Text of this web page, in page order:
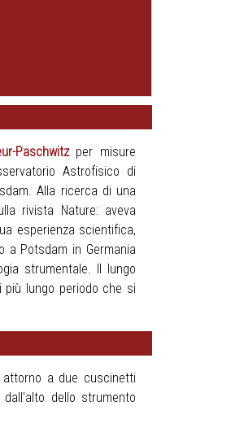
Paschwitzper misure
Astrofisico di
Alla ricerca di una
rivista Nature: aveva
esperienza scientifica,
a Potsdam in Germania
strumentale. Il lungo
più lungo periodo che si
a due cuscinetti
dello strumento